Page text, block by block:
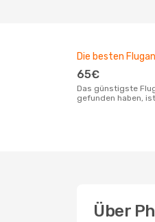
Die besten
65€
Das günstigste Flugticket, die wir
gefunden haben,
Über